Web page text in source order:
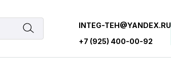
INTEG-TEH@YANDEX.RU
+7 (925) 400-00-92